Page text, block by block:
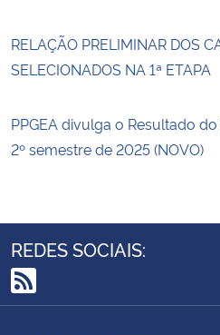
RELAÇÃO PRELIMINAR DOS
SELECIONADOS NA 1ª ETAPA
PPGEA divulga o Resultado
2º semestre de 2025 (NOVO)
REDES SOCIAIS:
RSS